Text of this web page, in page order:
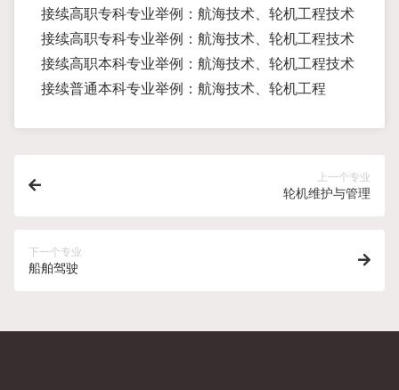
接续高职专科专业举例：航海技术、轮机工程技术
接续高职专科专业举例：航海技术、轮机工程技术
接续高职本科专业举例：航海技术、轮机工程技术
接续普通本科专业举例：航海技术、轮机工程
上一个专业
轮机维护与管理
下一个专业
船舶驾驶